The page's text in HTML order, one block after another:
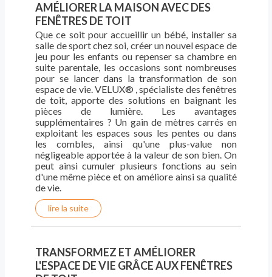
AMÉLIORER LA MAISON AVEC DES
FENÊTRES DE TOIT
Que ce soit pour accueillir un bébé, installer sa
salle de sport chez soi, créer un nouvel espace de
jeu pour les enfants ou repenser sa chambre en
suite parentale, les occasions sont nombreuses
pour se lancer dans la transformation de son
espace de vie. VELUX® , spécialiste des fenêtres
de toit, apporte des solutions en baignant les
pièces de lumière. Les avantages
supplémentaires ? Un gain de mètres carrés en
exploitant les espaces sous les pentes ou dans
les combles, ainsi qu'une plus-value non
négligeable apportée à la valeur de son bien. On
peut ainsi cumuler plusieurs fonctions au sein
d'une même pièce et on améliore ainsi sa qualité
de vie.
lire la suite
TRANSFORMEZ ET AMÉLIORER
L'ESPACE DE VIE GRÂCE AUX FENÊTRES